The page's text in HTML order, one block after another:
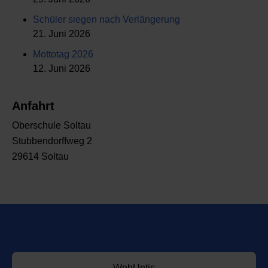
Schüler siegen nach Verlängerung
21. Juni 2026
Mottotag 2026
12. Juni 2026
Anfahrt
Oberschule Soltau
Stubbendorffweg 2
29614 Soltau